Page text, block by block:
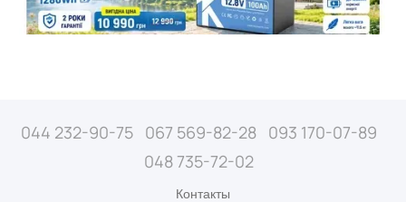
044 232-90-75 067 569-82-28
093 170-07-89
048 735-72-02
Контакты